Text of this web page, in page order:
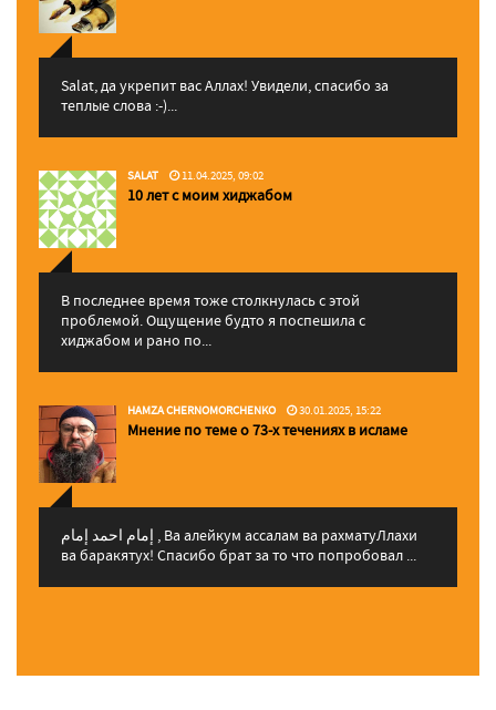
Salat, да укрепит вас Аллаx! Увидели, спасибо за
теплые слова :-)...
SALAT 11.04.2025, 09:02
10 лет с моим хиджабом
В последнее время тоже столкнулась с этой
проблемой. Ощущение будто я поспешила с
хиджабом и рано по...
HAMZA CHERNOMORCHENKO 30.01.2025, 15:22
Мнение по теме о 73-х течениях в исламе
إمام احمد إمام , Ва алейкум ассалам ва рахматуЛлахи
ва баракятух! Спасибо брат за то что попробовал ...